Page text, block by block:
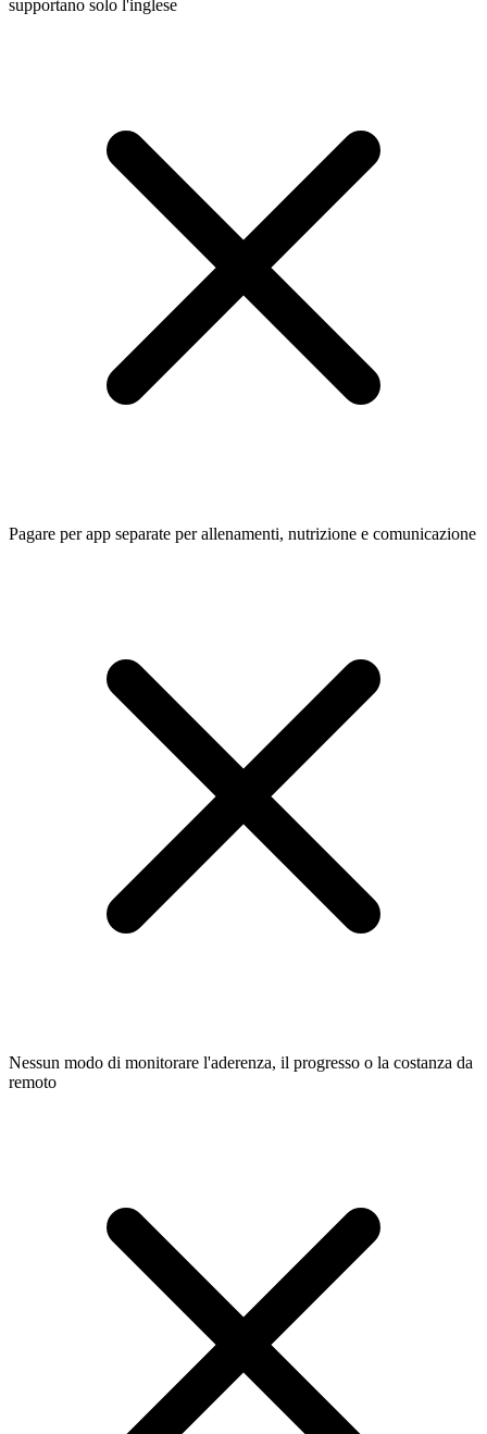
supportano solo l'inglese
Pagare per app separate per allenamenti, nutrizione e comunicazione
Nessun modo di monitorare l'aderenza, il progresso o la costanza da
remoto